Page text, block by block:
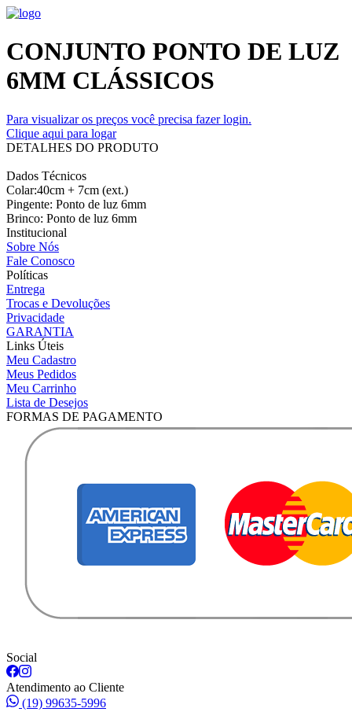
CONJUNTO PONTO DE LUZ
6MM CLÁSSICOS
Para visualizar os preços você precisa fazer login.
Clique aqui para logar
DETALHES DO PRODUTO
Dados Técnicos
Colar:40cm + 7cm (ext.)
Pingente: Ponto de luz 6mm
Brinco: Ponto de luz 6mm
Institucional
Sobre Nós
Fale Conosco
Políticas
Entrega
Trocas e Devoluções
Privacidade
GARANTIA
Links Úteis
Meu Cadastro
Meus Pedidos
Meu Carrinho
Lista de Desejos
FORMAS DE PAGAMENTO
Social
Atendimento ao Cliente
(19) 99635-5996